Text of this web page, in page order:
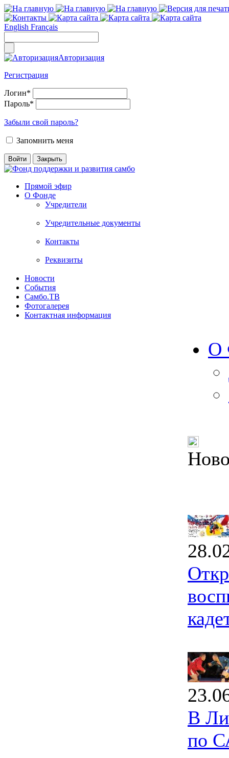
English Français
Авторизация
Регистрация
Логин*
Пароль*
Забыли свой пароль?
Запомнить меня
Прямой эфир
О Фонде
Учредители
Учредительные документы
Контакты
Реквизиты
Новости
События
Самбо.ТВ
Фотогалерея
Контактная информация
О
В
по